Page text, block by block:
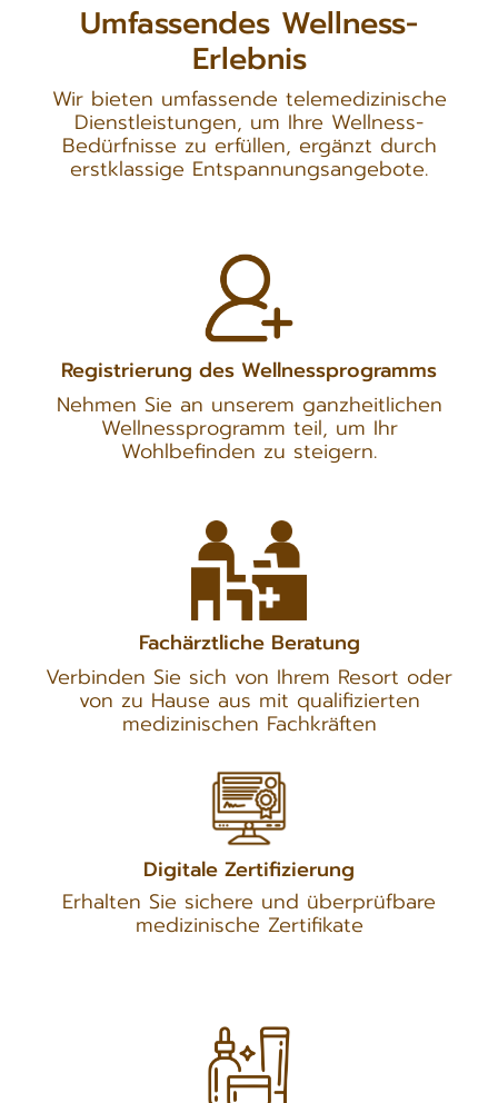
Umfassendes Wellness-
Erlebnis
Wir bieten umfassende telemedizinische
Dienstleistungen, um Ihre Wellness-
Bedürfnisse zu erfüllen, ergänzt durch
erstklassige Entspannungsangebote.
Registrierung des Wellnessprogramms
Nehmen Sie an unserem ganzheitlichen
Wellnessprogramm teil, um Ihr
Wohlbefinden zu steigern.
Fachärztliche Beratung
Verbinden Sie sich von Ihrem Resort oder
von zu Hause aus mit qualifizierten
medizinischen Fachkräften
Digitale Zertifizierung
Erhalten Sie sichere und überprüfbare
medizinische Zertifikate